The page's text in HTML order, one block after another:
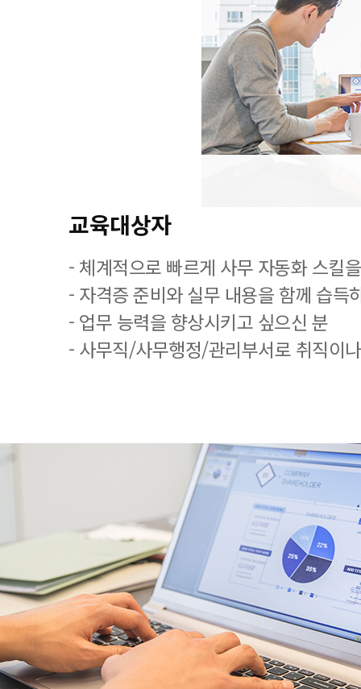
교육대상자
- 체계적으로 빠르게 사무 자동화 스킬
- 자격증 준비와 실무 내용을 함께 습득
- 업무 능력을 향상시키고 싶으신 분
- 사무직/사무행정/관리부서로 취직이